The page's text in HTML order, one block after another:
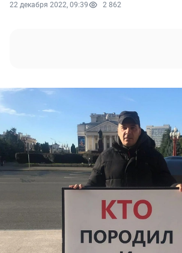
22 декабря 2022, 09:39 2 862